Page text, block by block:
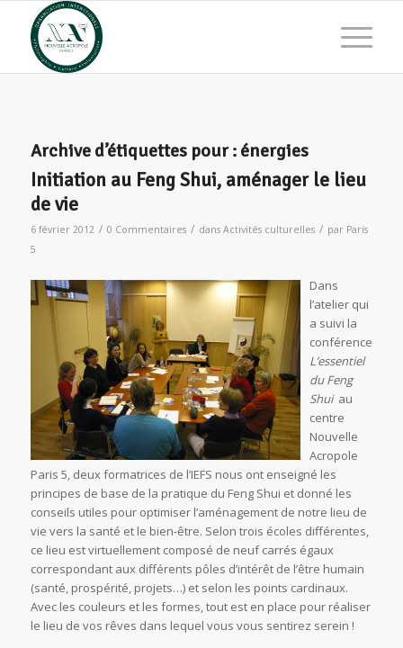
Archive d’étiquettes pour : énergies
Initiation au Feng Shui, aménager le lieu
de vie
6 février 2012 / 0 Commentaires / dans Activités culturelles / par Paris
5
Dans
l’atelier qui
a suivi la
conférence
L’essentiel
du Feng
Shuiau
centre
Nouvelle
Acropole
Paris 5, deux formatrices de l’IEFS nous ont enseigné les
principes de base de la pratique du Feng Shui et donné les
conseils utiles pour optimiser l’aménagement de notre lieu de
vie vers la santé et le bien-être. Selon trois écoles différentes,
ce lieu est virtuellement composé de neuf carrés égaux
correspondant aux différents pôles d’intérêt de l’être humain
(santé, prospérité, projets…) et selon les points cardinaux.
Avec les couleurs et les formes, tout est en place pour réaliser
le lieu de vos rêves dans lequel vous vous sentirez serein !